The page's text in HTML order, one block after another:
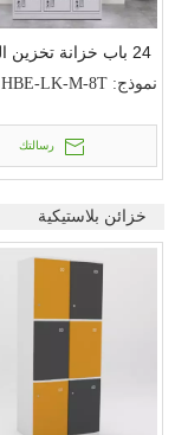
24 باب خزانة تخزين المعادن
نموذج: HBE-LK-M-8T
رسالتك
خزائن بلاستيكية